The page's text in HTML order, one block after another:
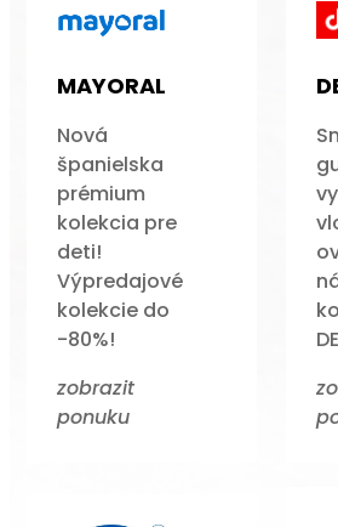
MAYORAL
Nová
španielska
prémium
kolekcia pre
deti!
Výpredajové
kolekcie do
-80%!
zobrazit
ponuku